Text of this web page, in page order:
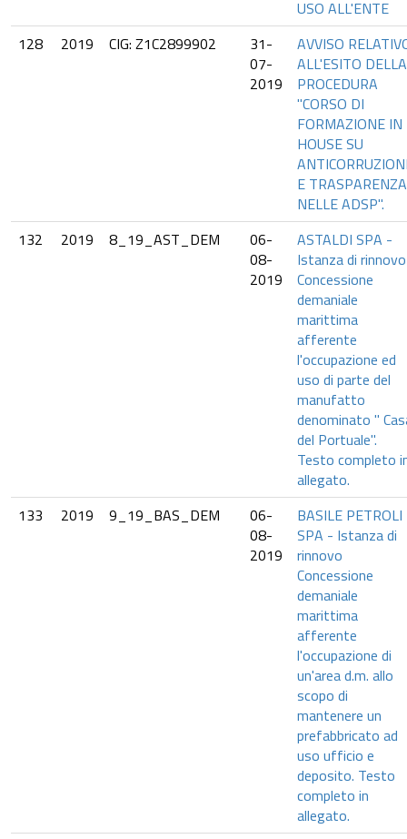
USO ALL'ENTE
128
2019 CIG: Z1C2899902
31-
07-
2019
AVVISO
ALL'ESITO DELLA
PROCEDURA
"CORSO DI
FORMAZIONE IN
HOUSE SU
E TRASPARENZA
NELLE ADSP".
132
2019 8_19_AST_DEM
06-
08-
2019
ASTALDI SPA -
Istanza di rinnovo
Concessione
demaniale
marittima
afferente
l'occupazione ed
uso di parte del
manufatto
denominato "
del Portuale".
Testo completo
allegato.
133
2019 9_19_BAS_DEM
06-
08-
2019
BASILE PETROLI
SPA - Istanza di
rinnovo
Concessione
demaniale
marittima
afferente
l'occupazione di
un'area d.m. allo
scopo di
mantenere un
prefabbricato ad
uso ufficio e
deposito. Testo
completo in
allegato.